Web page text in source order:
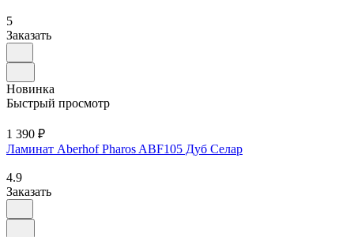
5
Заказать
Новинка
Быстрый просмотр
1 390 ₽
Ламинат Aberhof Pharos ABF105 Дуб Селар
4.9
Заказать